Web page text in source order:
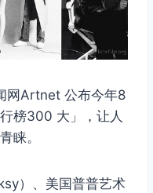
网Artnet 公布今年8
榜300 大」，让人
睐。
）、美国普普艺术